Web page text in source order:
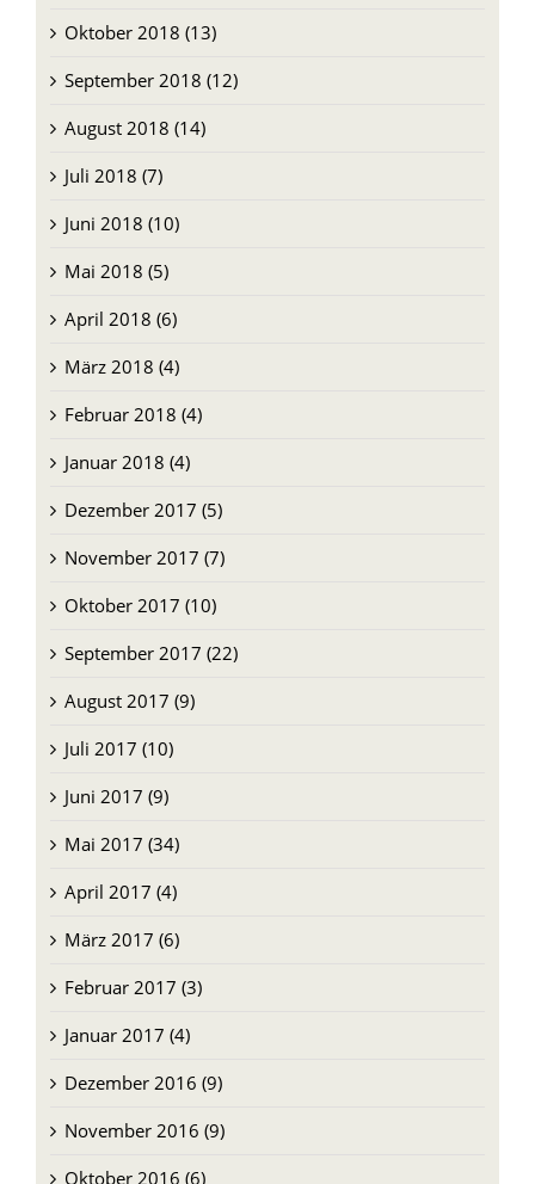
Oktober 2018 (13)
September 2018 (12)
August 2018 (14)
Juli 2018 (7)
Juni 2018 (10)
Mai 2018 (5)
April 2018 (6)
März 2018 (4)
Februar 2018 (4)
Januar 2018 (4)
Dezember 2017 (5)
November 2017 (7)
Oktober 2017 (10)
September 2017 (22)
August 2017 (9)
Juli 2017 (10)
Juni 2017 (9)
Mai 2017 (34)
April 2017 (4)
März 2017 (6)
Februar 2017 (3)
Januar 2017 (4)
Dezember 2016 (9)
November 2016 (9)
Oktober 2016 (6)